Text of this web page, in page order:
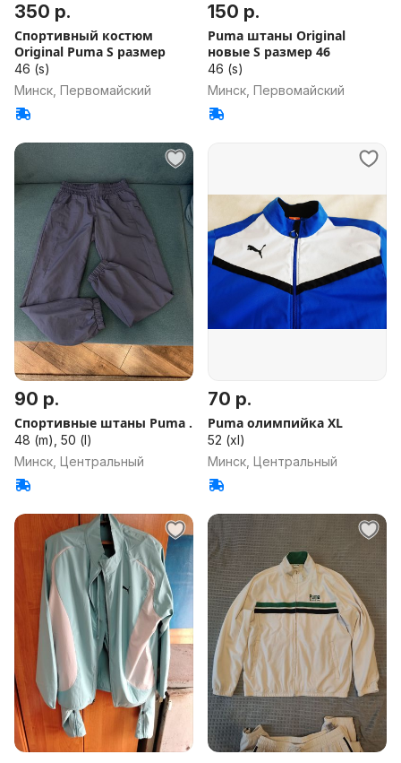
350 р.
Спортивный костюм
Original Puma S размер
46 (s)
Минск, Первомайский
150 р.
Puma штаны Original
новые S размер 46
46 (s)
Минск, Первомайский
90 р.
Спортивные штаны Puma .
48 (m), 50 (l)
Минск, Центральный
70 р.
Puma олимпийка XL
52 (xl)
Минск, Центральный